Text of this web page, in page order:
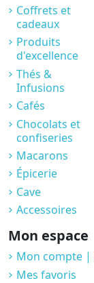
Coffrets et
cadeaux
Produits
d'excellence
Thés &
Infusions
Cafés
Chocolats et
confiseries
Macarons
Épicerie
Cave
Accessoires
Mon espace
Mon compte |
Mes favoris